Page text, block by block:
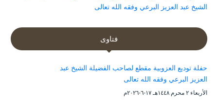
الشيخ عبد العزيز البرعي وفقه الله تعالى
فتاوى
حفلة توديع العزوبية مقطع لصاحب الفضيلة الشيخ عبد
العزيز البرعي وفقه الله تعالى
الأربعاء ۲ محرم ۱٤٤۸هـ ۱۷-٦-۲۰۲٦م